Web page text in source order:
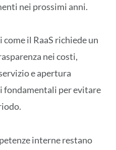
nei prossimi anni.
il RaaS richiede un
nei costi,
e apertura
fondamentali per evitare
interne restano